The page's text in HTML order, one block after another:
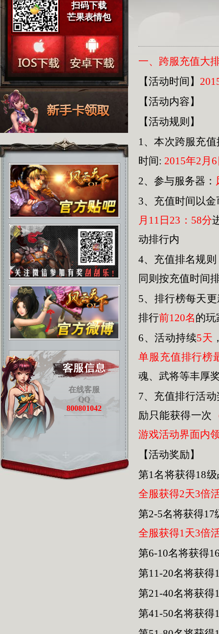
扫码下载
芒果表情包
在线客服
QQ
800801042
一、跨服充值大
【活动时间】
【活动内容】
【活动规则】
1、本次跨服充
时间: 2015年2月
2、参与服务器：
3、 充值时间以
月11日23：58分
动排行内
4、充值排名规
同则按充值时间
5、排行榜每天
排行前120名的玩
6、活动持续5天
单服充值排行榜
魂、武将等丰厚
7、充值排行活
励只能获得一次
游戏活动界面内
【活动奖励】
第1名将获得18
全服获得2天3倍
第2-5名将获得
全服获得1天3倍
第6-10名将获得
第11-20名将获得
第21-40名将获得
第41-50名将获得